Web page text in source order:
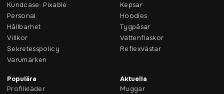
Kundcase: Pixable
Personal
Hållbarhet
Villkor
Sekretesspolicy
Varumärken
Kepsar
Hoodies
Tygpåsar
Vattenflaskor
Reflexvästar
Populära
Profilkläder
Aktuella
Muggar